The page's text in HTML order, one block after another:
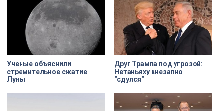
XIX века, прошедшее через
несколько перестроек, сегодня
переживает второе рождение.
Жемчужина, объекта культурного
наследия — исторические часы.
Их элементы утрачены на 90%.
Ученые объяснили
стремительное сжатие
Луны
Друг Трампа под угрозой:
Нетаньяху внезапно
"сдулся"